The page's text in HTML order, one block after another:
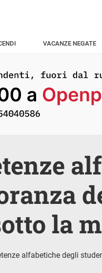
VACANZE NEGATE
la
alfabetiche degli